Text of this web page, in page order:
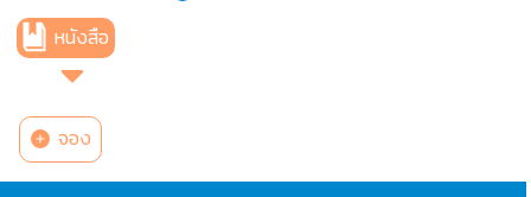
หนังสือ
จอง